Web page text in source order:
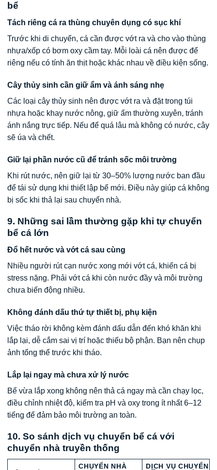
bể
Tách riêng cá ra thùng chuyên dụng có sục khí
Trước khi di chuyển, cá cần được vớt ra và cho vào thùng
nhựa/xốp có bơm oxy cầm tay. Mỗi loài cá nên được để
riêng nếu có tính ăn thịt hoặc khác nhau về điều kiện sống.
Cây thủy sinh cần giữ ẩm và ánh sáng nhẹ
Các loại cây thủy sinh nên được vớt ra và đặt trong túi
nhựa hoặc khay nước nông, giữ ẩm thường xuyên, tránh
ánh nắng trực tiếp. Nếu để quá lâu mà không có nước, cây
sẽ úa và chết.
Giữ lại phần nước cũ để tránh sốc môi trường
Khi rút nước, nên giữ lại từ 30–50% lượng nước ban đầu
để tái sử dụng khi thiết lập bể mới. Điều này giúp cá không
bị sốc khi thả lại sau chuyển nhà.
9. Những sai lầm thường gặp khi tự chuyển
bể cá lớn
Đổ hết nước và vớt cá sau cùng
Nhiều người rút cạn nước xong mới vớt cá, khiến cá bị
stress nặng. Phải vớt cá khi còn nước đầy và môi trường
chưa biến động nhiều.
Không đánh dấu thứ tự thiết bị, phụ kiện
Việc tháo rời không kèm đánh dấu dẫn đến khó khăn khi
lắp lại, dễ cắm sai vị trí hoặc thiếu bộ phận. Bạn nên chụp
ảnh tổng thể trước khi tháo.
Lắp lại ngay mà chưa xử lý nước
Bể vừa lắp xong không nên thả cá ngay mà cần chạy lọc,
điều chỉnh nhiệt độ, kiểm tra pH và oxy trong ít nhất 6–12
tiếng để đảm bảo môi trường an toàn.
10. So sánh dịch vụ chuyển bể cá với
chuyển nhà truyền thống
CHUYỂN NHÀ
DỊCH VỤ CHUYỂN